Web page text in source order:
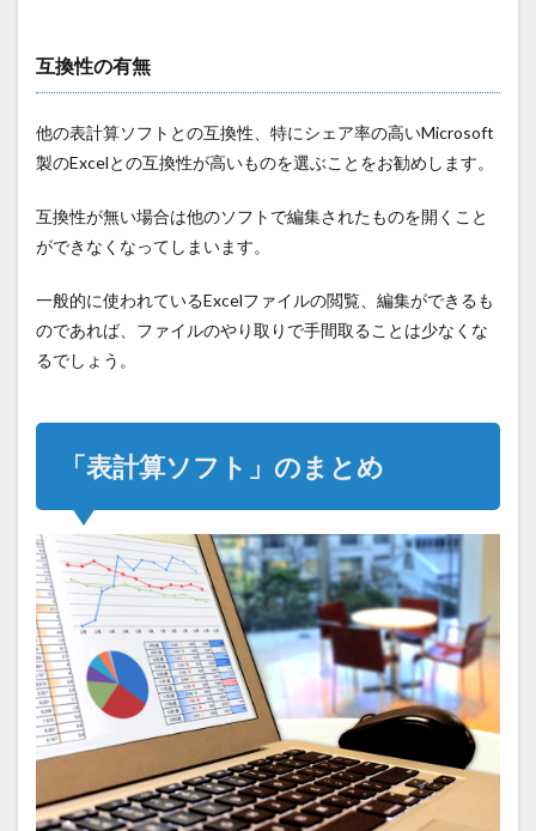
互換性の有無
他の表計算ソフトとの互換性、特にシェア率の高いMicrosoft
製のExcelとの互換性が高いものを選ぶことをお勧めします。
互換性が無い場合は他のソフトで編集されたものを開くこと
ができなくなってしまいます。
一般的に使われているExcelファイルの閲覧、編集ができるも
のであれば、ファイルのやり取りで手間取ることは少なくな
るでしょう。
「表計算ソフト」のまとめ